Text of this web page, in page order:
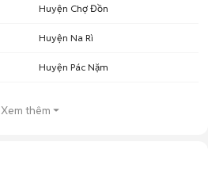
Huyện Chợ Đồn
Huyện Na Rì
Huyện Pác Nặm
Xem thêm